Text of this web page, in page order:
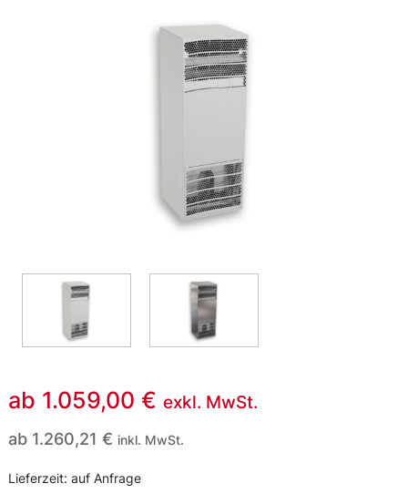
ab 1.059,00 € exkl. MwSt.
ab 1.260,21 € inkl. MwSt.
Lieferzeit: auf Anfrage